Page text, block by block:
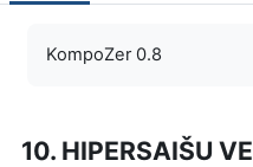
KompoZer 0.8
10. HIPERSAIŠU